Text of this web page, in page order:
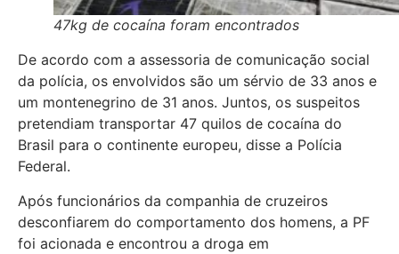
47kg de cocaína foram encontrados
De acordo com a assessoria de comunicação social
da polícia, os envolvidos são um sérvio de 33 anos e
um montenegrino de 31 anos. Juntos, os suspeitos
pretendiam transportar 47 quilos de cocaína do
Brasil para o continente europeu, disse a Polícia
Federal.
Após funcionários da companhia de cruzeiros
desconfiarem do comportamento dos homens, a PF
foi acionada e encontrou a droga em